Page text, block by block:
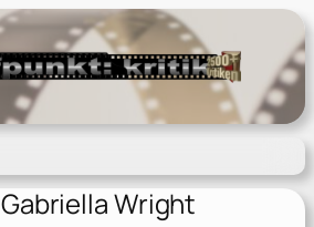
Gabriella Wright